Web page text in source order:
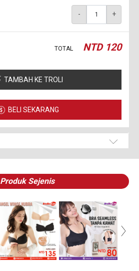
- +
TOTAL NTD 120
TAMBAH KE TROLI
BELI SEKARANG
Produk Sejenis